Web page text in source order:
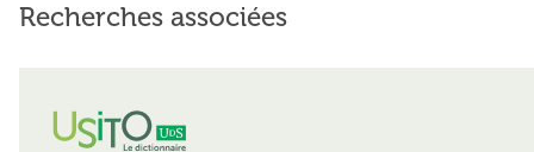
Recherches associées